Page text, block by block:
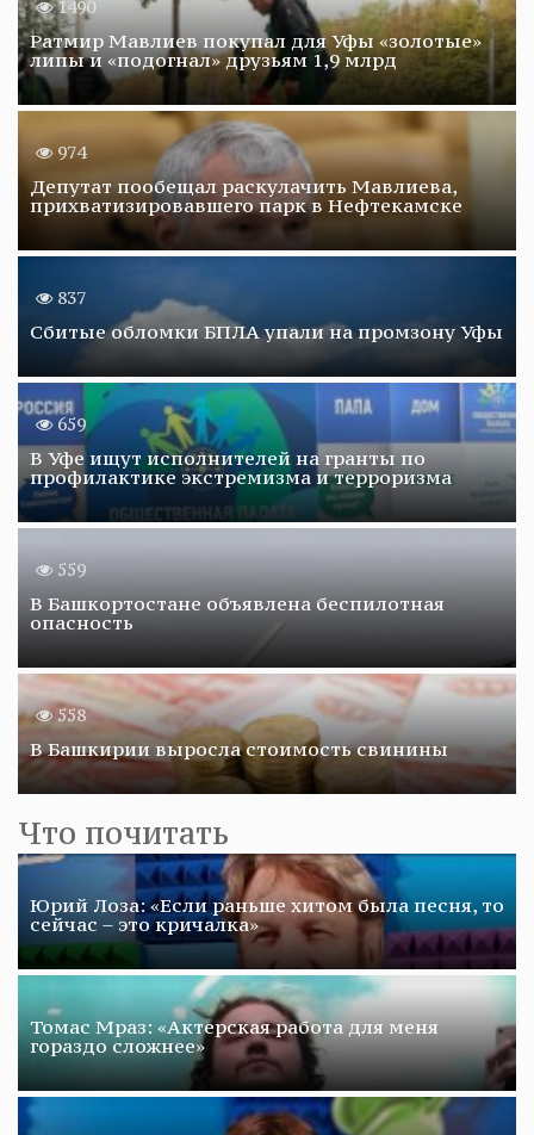
1490
Ратмир Мавлиев покупал для Уфы «золотые»
липы и «подогнал» друзьям 1,9 млрд
974
Депутат пообещал раскулачить Мавлиева,
прихватизировавшего парк в Нефтекамске
837
Сбитые обломки БПЛА упали на промзону Уфы
659
В Уфе ищут исполнителей на гранты по
профилактике экстремизма и терроризма
559
В Башкортостане объявлена беспилотная
опасность
558
В Башкирии выросла стоимость свинины
Что почитать
Юрий Лоза: «Если раньше хитом была песня, то
сейчас – это кричалка»
Томас Мраз: «Актерская работа для меня
гораздо сложнее»